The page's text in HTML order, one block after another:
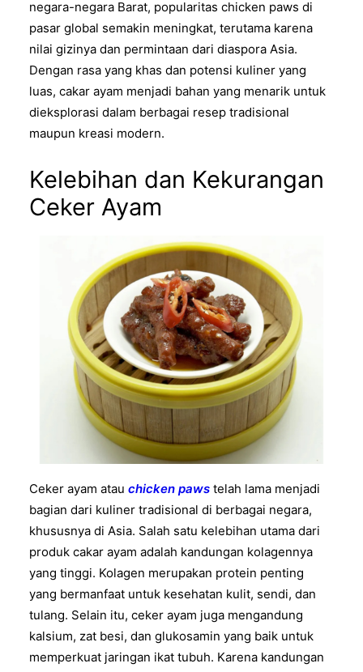
negara-negara Barat, popularitas chicken paws di
pasar global semakin meningkat, terutama karena
nilai gizinya dan permintaan dari diaspora Asia.
Dengan rasa yang khas dan potensi kuliner yang
luas, cakar ayam menjadi bahan yang menarik untuk
dieksplorasi dalam berbagai resep tradisional
maupun kreasi modern.
Kelebihan dan Kekurangan
Ceker Ayam
Ceker ayam atau chicken paws telah lama menjadi
bagian dari kuliner tradisional di berbagai negara,
khususnya di Asia. Salah satu kelebihan utama dari
produk cakar ayam adalah kandungan kolagennya
yang tinggi. Kolagen merupakan protein penting
yang bermanfaat untuk kesehatan kulit, sendi, dan
tulang. Selain itu, ceker ayam juga mengandung
kalsium, zat besi, dan glukosamin yang baik untuk
memperkuat jaringan ikat tubuh. Karena kandungan